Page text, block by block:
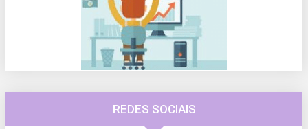
REDES SOCIAIS